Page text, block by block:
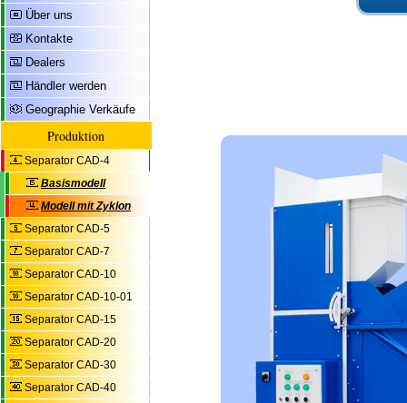
Über uns
Kontakte
Dealers
Händler werden
Geographie Verkäufe
Produktion
Separator CAD-4
Basismodell
Modell mit Zyklon
Separator CAD-5
Separator CAD-7
Separator CAD-10
Separator CAD-10-01
Separator CAD-15
Separator CAD-20
Separator CAD-30
Separator CAD-40